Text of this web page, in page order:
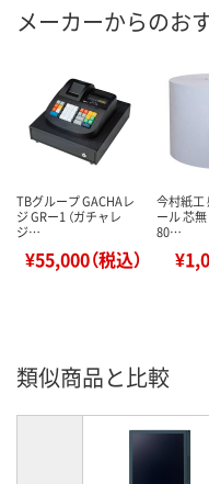
メーカーからのお
TBグループ GACHAレ
ジ GRー1 （ガチャレ
ジ…
¥55,000（税込）
今村紙工
ール 芯
80…
類似商品と比較